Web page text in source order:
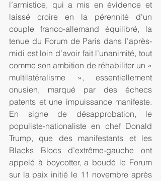
l’armistice, qui a mis en évidence et
laissé croire en la pérennité d’un
couple franco-allemand équilibré, la
tenue du Forum de Paris dans l’après-
midi est loin d’avoir fait l’unanimité, tout
comme son ambition de réhabiliter un «
multilatéralisme », essentiellement
onusien, marqué par des échecs
patents et une impuissance manifeste.
En signe de désapprobation, le
populiste-nationaliste en chef Donald
Trump, que des manifestants et les
Blacks Blocs d’extrême-gauche ont
appelé à boycotter, a boudé le Forum
sur la paix initié le 11 novembre après